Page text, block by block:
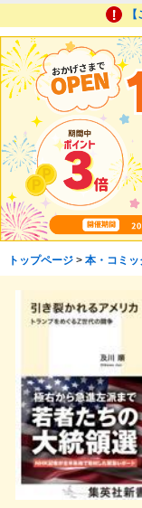
トップページ> 本・コミッ